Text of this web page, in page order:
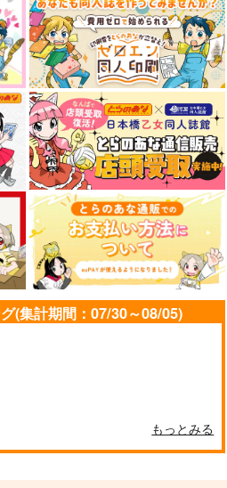
Time on the
（税込）
真×三雲修
サンプル
なぐさめのほうこう
ホームベース田中
600円（税込）
二宮匡貴×三雲修
サンプル
(集計期間：07/30～08/05)
もっとみる